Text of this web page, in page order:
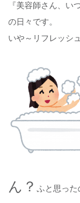
『美容師さん、
の日々です。
いや～リフレッシ
ん？ふと思った